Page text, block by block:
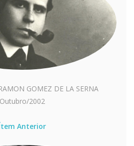
GOMEZ DE LA SERNA
Outubro/2002
Anterior